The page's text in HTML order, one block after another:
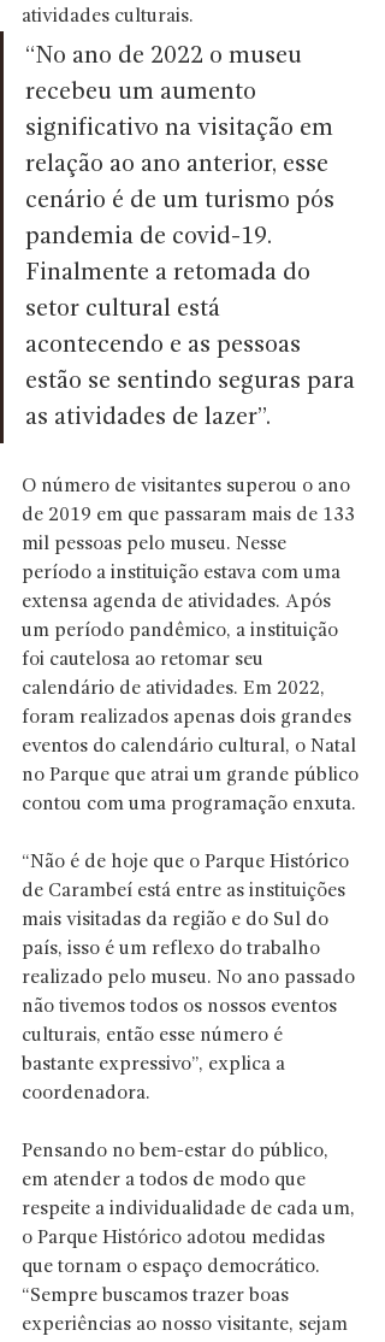
atividades culturais.
“No ano de 2022 o museu
recebeu um aumento
significativo na visitação em
relação ao ano anterior, esse
cenário é de um turismo pós
pandemia de covid-19.
Finalmente a retomada do
setor cultural está
acontecendo e as pessoas
estão se sentindo seguras para
as atividades de lazer”.
O número de visitantes superou o ano
de 2019 em que passaram mais de 133
mil pessoas pelo museu. Nesse
período a instituição estava com uma
extensa agenda de atividades. Após
um período pandêmico, a instituição
foi cautelosa ao retomar seu
calendário de atividades. Em 2022,
foram realizados apenas dois grandes
eventos do calendário cultural, o Natal
no Parque que atrai um grande público
contou com uma programação enxuta.
“Não é de hoje que o Parque Histórico
de Carambeí está entre as instituições
mais visitadas da região e do Sul do
país, isso é um reflexo do trabalho
realizado pelo museu. No ano passado
não tivemos todos os nossos eventos
culturais, então esse número é
bastante expressivo”, explica a
coordenadora.
Pensando no bem-estar do público,
em atender a todos de modo que
respeite a individualidade de cada um,
o Parque Histórico adotou medidas
que tornam o espaço democrático.
“Sempre buscamos trazer boas
experiências ao nosso visitante, sejam